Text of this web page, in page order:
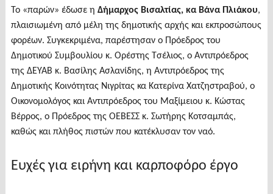
Το «παρών» έδωσε η Δήμαρχος Βισαλτίας, κα Βάνα Πλιάκου,
πλαισιωμένη από μέλη της δημοτικής αρχής και εκπροσώπους
φορέων. Συγκεκριμένα, παρέστησαν ο Πρόεδρος του
Δημοτικού Συμβουλίου κ. Ορέστης Τσέλιος, ο Αντιπρόεδρος
της ΔΕΥΑΒ κ. Βασίλης Ασλανίδης, η Αντιπρόεδρος της
Δημοτικής Κοινότητας Νιγρίτας κα Κατερίνα Χατζηστραβού, ο
Οικονομολόγος και Αντιπρόεδρος του Μαξίμειου κ. Κώστας
Βέρρος, ο Πρόεδρος της ΟΕΒΕΣΣ κ. Σωτήρης Κοτσαμπάς,
καθώς και πλήθος πιστών που κατέκλυσαν τον ναό.
Ευχές για ειρήνη και καρποφόρο έργο